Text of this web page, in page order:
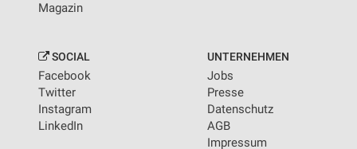
Magazin
SOCIAL
Facebook
Twitter
Instagram
LinkedIn
UNTERNEHMEN
Jobs
Presse
Datenschutz
AGB
Impressum